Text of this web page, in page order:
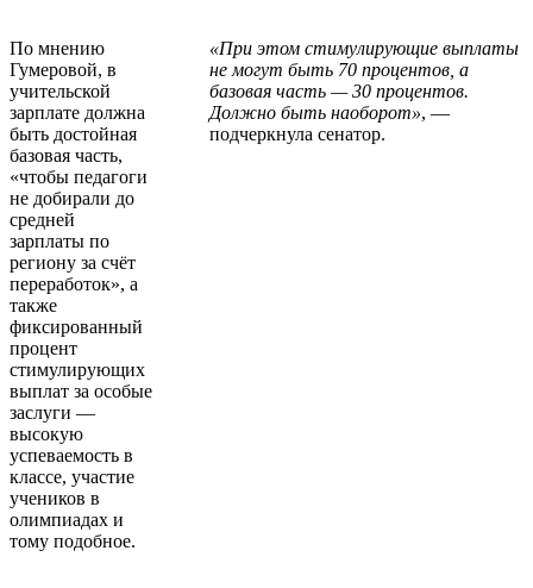
По мнению
Гумеровой, в
учительской
зарплате должна
быть достойная
базовая часть,
«чтобы педагоги
не добирали до
средней
зарплаты по
региону за счёт
переработок», а
также
фиксированный
процент
стимулирующих
выплат за особые
заслуги —
высокую
успеваемость в
классе, участие
учеников в
олимпиадах и
тому подобное.
«При этом стимулирующие выплаты
не могут быть 70 процентов, а
базовая часть — 30 процентов.
Должно быть наоборот», —
подчеркнула сенатор.